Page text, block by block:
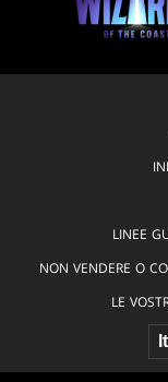
LINEE
NON VENDERE O
LE